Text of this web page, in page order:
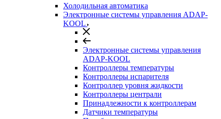
Холодильная автоматика
Электронные системы управления ADAP-
KOOL
Электронные системы управления
ADAP-KOOL
Контроллеры температуры
Контроллеры испарителя
Контроллер уровня жидкости
Контроллеры централи
Принадлежности к контроллерам
Датчики температуры